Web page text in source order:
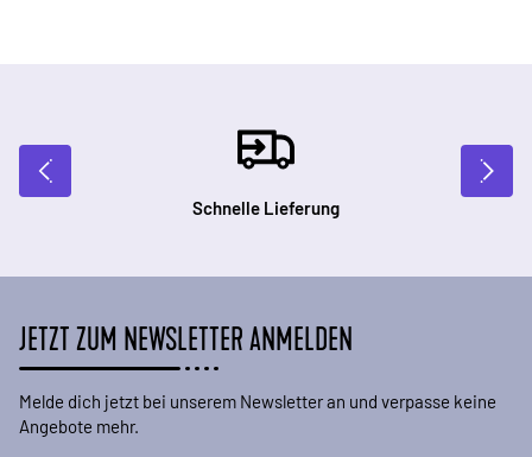
Schnelle Lieferung
JETZT ZUM NEWSLETTER ANMELDEN
Melde dich jetzt bei unserem Newsletter an und verpasse keine
Angebote mehr.